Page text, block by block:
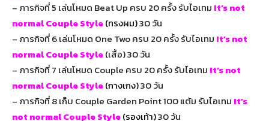
– ภารกิจที่ 5 เล่นโหมด Beat Up ครบ 20 ครั้ง รับไอเทม It’s not
normal Couple Style(ทรงผม)30 วัน
– ภารกิจที่ 6 เล่นโหมด One Two ครบ 20 ครั้ง รับไอเทม It’s not
normal Couple Style(เสื้อ) 30 วัน
– ภารกิจที่ 7 เล่นโหมด Couple ครบ 20 ครั้ง รับไอเทม It’s not
normal Couple Style(กางเกง)30 วัน
– ภารกิจที่ 8 เก็บ Couple Garden Point 100 แต้ม รับไอเทม It’s
not normal Couple Style(รองเท้า)30 วัน